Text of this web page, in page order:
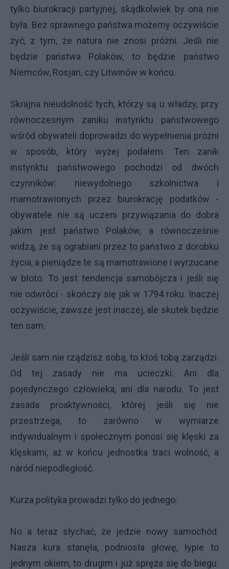
tylko biurokracji partyjnej, skądkolwiek by ona nie
była. Bez sprawnego państwa możemy oczywiście
żyć, z tym, że natura nie znosi próżni. Jeśli nie
będzie państwa Polaków, to będzie państwo
Niemców, Rosjan, czy Litwinów w końcu.
Skrajna nieudolność tych, którzy są u władzy, przy
równoczesnym zaniku instynktu państwowego
wśród obywateli doprowadzi do wypełnienia próżni
w sposób, który wyżej podałem. Ten zanik
instynktu państwowego pochodzi od dwóch
czynników: niewydolnego szkolnictwa i
marnotrawionych przez biurokrację podatków -
obywatele nie są uczeni przywiązania do dobra
jakim jest państwo Polaków, a równocześnie
widzą, że są ograbiani przez to państwo z dorobku
życia, a pieniądze te są marnotrawione i wyrzucane
w błoto. To jest tendencja samobójcza i jeśli się
nie odwróci - skończy się jak w 1794 roku. Inaczej
oczywiście, zawsze jest inaczej, ale skutek będzie
ten sam.
Jeśli sam nie rządzisz sobą, to ktoś tobą zarządzi.
Od tej zasady nie ma ucieczki. Ani dla
pojedynczego człowieka, ani dla narodu. To jest
zasada proaktywności, której jeśli się nie
przestrzega, to zarówno w wymiarze
indywidualnym i społecznym ponosi się klęski za
klęskami, aż w końcu jednostka traci wolność, a
naród niepodległość.
Kurza polityka prowadzi tylko do jednego.
No a teraz słychać, że jedzie nowy samochód.
Nasza kura stanęła, podniosła głowę, łypie to
jednym okiem, to drugim i już spręża się do biegu.